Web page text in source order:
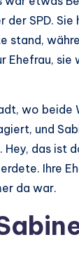
SPD.
stand,
sie
wo beide
und
das ist
Ihre
da war.